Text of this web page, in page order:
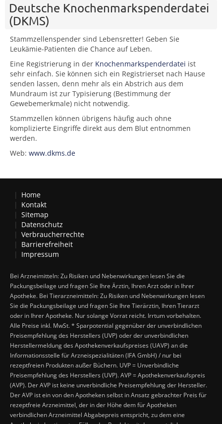
Deutsche Knochenmarkspenderdatei
(DKMS)
Stammzellenspender sind Lebensretter! Geben Sie
Leukämie-Patienten die Chance auf Leben.
Eine Registrierung in der Knochenmarkspenderdatei ist
sehr einfach. Sie können sich ein Registrierset nach Hause
senden lassen, denn mehr als ein Abstrich aus dem
Mundraum ist zur Typisierung (Bestimmung der
Gewebemerkmale) nicht notwendig.
Stammzellen können übrigens häufig auch ohne
komplizierte Eingriffe direkt aus dem Blut entnommen
werden.
Web: www.dkms.de
Home
Kontakt
Sitemap
Datenschutz
Verbraucherrechte
Barrierefreiheit
Impressum
Bei Arzneimitteln: Zu Risiken und Nebenwirkungen lesen Sie die
Packungsbeilage und fragen Sie Ihre Ärztin, Ihren Arzt oder in Ihrer
Apotheke. Bei Tierarzneimitteln: Zu Risiken und Nebenwirkungen lesen
Sie die Packungsbeilage und fragen Sie Ihre Tierärztin, Ihren Tierarzt
oder in Ihrer Apotheke. Nur solange Vorrat reicht. Irrtum vorbehalten.
Alle Preise inkl. MwSt. * Sparpotential gegenüber der unverbindlichen
Preisempfehlung des Herstellers (UVP) oder der unverbindlichen
Herstellermeldung des Apothekenverkaufspreises (UAVP) an die
Informationsstelle für Arzneispezialitäten (IFA GmbH) / nur bei
rezeptfreien Produkten außer Büchern. UVP = Unverbindliche
Preisempfehlung des Herstellers (UVP). AVP = Apothekenverkaufspreis
(AVP). Der AVP ist keine unverbindliche Preisempfehlung der Hersteller.
Der AVP ist ein von den Apotheken selbst in Ansatz gebrachter Preis für
rezeptfreie Arzneimittel, der in der Höhe dem für Apotheken
verbindlichen Arzneimittel Abgabepreis entspricht, zu dem eine